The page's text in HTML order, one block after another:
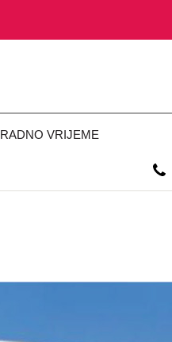
RADNO VRIJEME